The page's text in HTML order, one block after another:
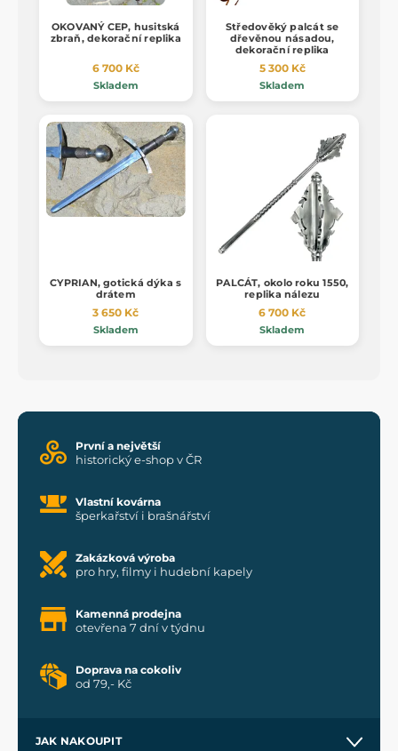
OKOVANÝ CEP, husitská
zbraň, dekorační replika
6 700 Kč
Skladem
Středověký palcát se
dřevěnou násadou,
dekorační replika
5 300 Kč
Skladem
CYPRIAN, gotická dýka s
drátem
3 650 Kč
Skladem
PALCÁT, okolo roku 1550,
replika nálezu
6 700 Kč
Skladem
První a největší
historický e-shop v ČR
Vlastní kovárna
šperkařství i brašnářství
Zakázková výroba
pro hry, filmy i hudební kapely
Kamenná prodejna
otevřena 7 dní v týdnu
Doprava na cokoliv
od 79,- Kč
JAK NAKOUPIT